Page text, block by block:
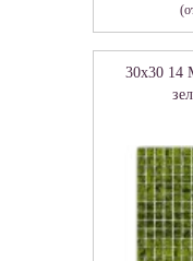
30x30 14